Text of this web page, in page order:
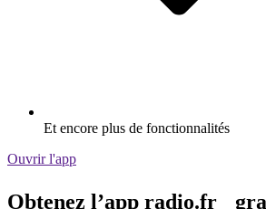
Et encore plus de fonctionnalités
Ouvrir l'app
Obtenez l’app radio.fr